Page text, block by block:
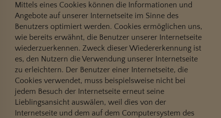
Mittels eines Cookies können die Informationen und
Angebote auf unserer Internetseite im Sinne des
Benutzers optimiert werden. Cookies ermöglichen uns,
wie bereits erwähnt, die Benutzer unserer Internetseite
wiederzuerkennen. Zweck dieser Wiedererkennung ist
es, den Nutzern die Verwendung unserer Internetseite
zu erleichtern. Der Benutzer einer Internetseite, die
Cookies verwendet, muss beispielsweise nicht bei
jedem Besuch der Internetseite erneut seine
Lieblingsansicht auswälen, weil dies von der
Internetseite und dem auf dem Computersystem des